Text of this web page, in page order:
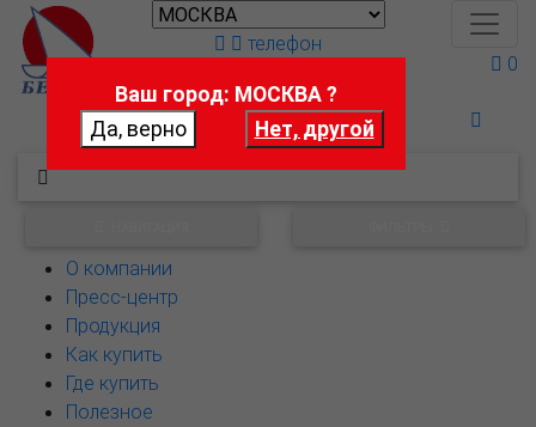
Поможем выбрать
телефон
0
О компании
Пресс-центр
Продукция
Как купить
Где купить
Полезное
Ваш город: МОСКВА ?